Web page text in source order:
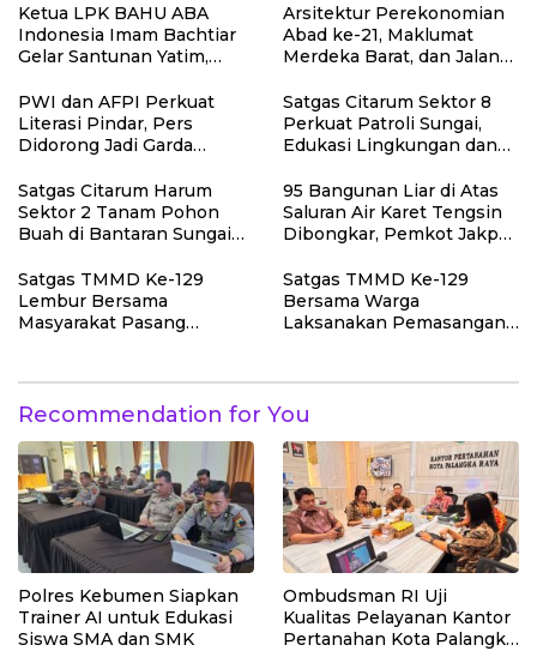
Ketua LPK BAHU ABA
Indonesia Imam Bachtiar
Gelar Santunan Yatim,
Sukaraja
Arsitektur Perekonomian
Abad ke-21, Maklumat
Merdeka Barat, dan Jalan
Kedaulatan Ekonomi
PWI dan AFPI Perkuat
Literasi Pindar, Pers
Didorong Jadi Garda
Lawan Pinjol Ilegal
Satgas Citarum Sektor 8
Perkuat Patroli Sungai,
Edukasi Lingkungan dan
di Wilayah Binaan
Satgas Citarum Harum
Sektor 2 Tanam Pohon
Buah di Bantaran Sungai
Kristiyanto: Jaga
Lingkungan Sekaligus
Tingkatkan Manfaat
95 Bangunan Liar di Atas
Saluran Air Karet Tengsin
Dibongkar, Pemkot Jakpus
Drainase
Satgas TMMD Ke-129
Lembur Bersama
Masyarakat Pasang
Satgas TMMD Ke-129
Bersama Warga
Laksanakan Pemasangan
Recommendation for You
Polres Kebumen Siapkan
Trainer AI untuk Edukasi
Siswa SMA dan SMK
Ombudsman RI Uji
Kualitas Pelayanan Kantor
Pertanahan Kota Palangka